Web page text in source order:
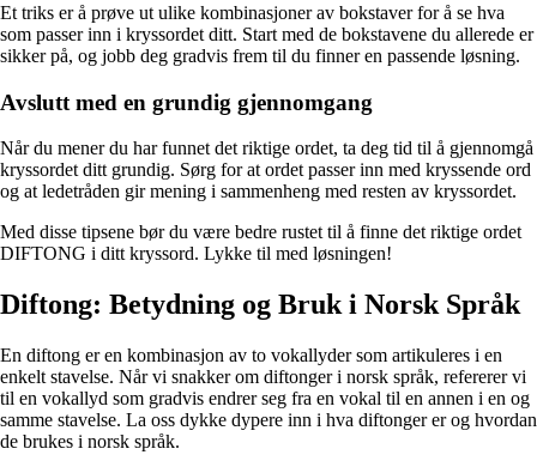
Et triks er å prøve ut ulike kombinasjoner av bokstaver for å se hva
som passer inn i kryssordet ditt. Start med de bokstavene du allerede er
sikker på, og jobb deg gradvis frem til du finner en passende løsning.
Avslutt med en grundig gjennomgang
Når du mener du har funnet det riktige ordet, ta deg tid til å gjennomgå
kryssordet ditt grundig. Sørg for at ordet passer inn med kryssende ord
og at ledetråden gir mening i sammenheng med resten av kryssordet.
Med disse tipsene bør du være bedre rustet til å finne det riktige ordet
DIFTONG i ditt kryssord. Lykke til med løsningen!
Diftong: Betydning og Bruk i Norsk Språk
En diftong er en kombinasjon av to vokallyder som artikuleres i en
enkelt stavelse. Når vi snakker om diftonger i norsk språk, refererer vi
til en vokallyd som gradvis endrer seg fra en vokal til en annen i en og
samme stavelse. La oss dykke dypere inn i hva diftonger er og hvordan
de brukes i norsk språk.